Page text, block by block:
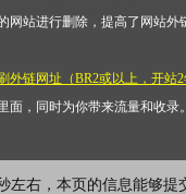
网站进行删除，提高了网站外
外链网址（BR2或以上，开站
面，同时为你带来流量和收录
左右，本页的信息能够提